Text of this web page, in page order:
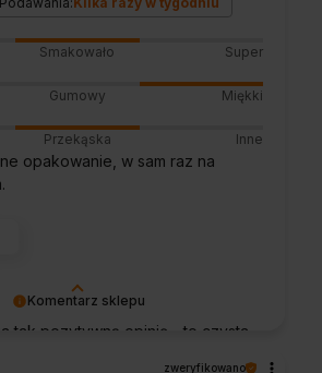
Komentarz sklepu
tak pozytywną opinię - to czysta
Smakowało
Super
Gumowy
Miękki
Przekąska Inne
opakowanie, w sam raz na
zweryfikowano